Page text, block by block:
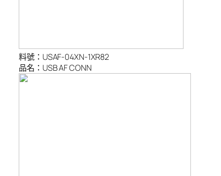
料號：USAF-04XN-1XR82
品名：USB AF CONN